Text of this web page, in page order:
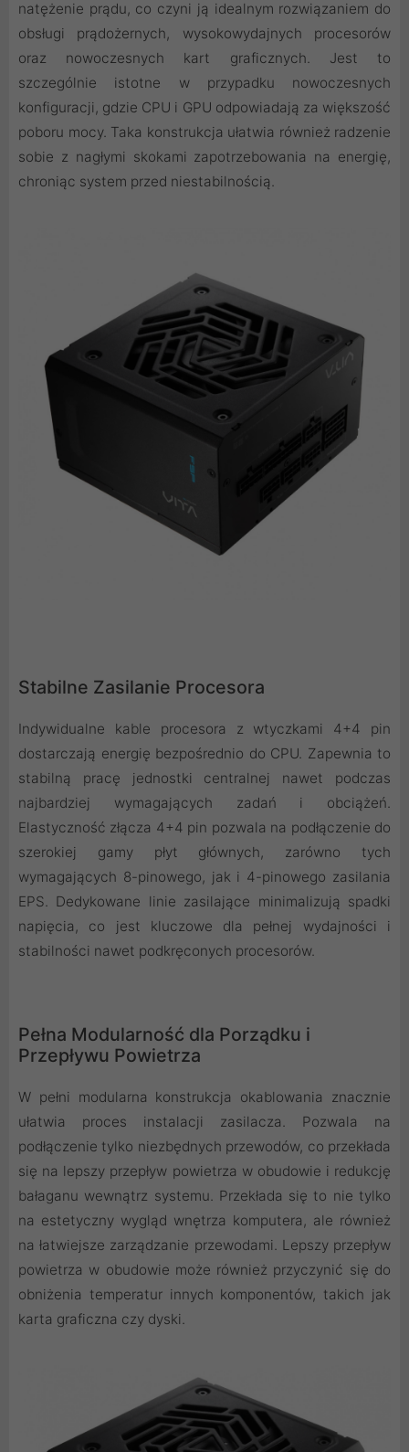
natężenie prądu, co czyni ją idealnym rozwiązaniem do
obsługi prądożernych, wysokowydajnych procesorów
oraz nowoczesnych kart graficznych. Jest to
szczególnie istotne w przypadku nowoczesnych
konfiguracji, gdzie CPU i GPU odpowiadają za większość
poboru mocy. Taka konstrukcja ułatwia również radzenie
sobie z nagłymi skokami zapotrzebowania na energię,
chroniąc system przed niestabilnością.
Stabilne Zasilanie Procesora
Indywidualne kable procesora z wtyczkami 4+4 pin
dostarczają energię bezpośrednio do CPU. Zapewnia to
stabilną pracę jednostki centralnej nawet podczas
najbardziej wymagających zadań i obciążeń.
Elastyczność złącza 4+4 pin pozwala na podłączenie do
szerokiej gamy płyt głównych, zarówno tych
wymagających 8-pinowego, jak i 4-pinowego zasilania
EPS. Dedykowane linie zasilające minimalizują spadki
napięcia, co jest kluczowe dla pełnej wydajności i
stabilności nawet podkręconych procesorów.
Pełna Modularność dla Porządku i
Przepływu Powietrza
W pełni modularna konstrukcja okablowania znacznie
ułatwia proces instalacji zasilacza. Pozwala na
podłączenie tylko niezbędnych przewodów, co przekłada
się na lepszy przepływ powietrza w obudowie i redukcję
bałaganu wewnątrz systemu. Przekłada się to nie tylko
na estetyczny wygląd wnętrza komputera, ale również
na łatwiejsze zarządzanie przewodami. Lepszy przepływ
powietrza w obudowie może również przyczynić się do
obniżenia temperatur innych komponentów, takich jak
karta graficzna czy dyski.